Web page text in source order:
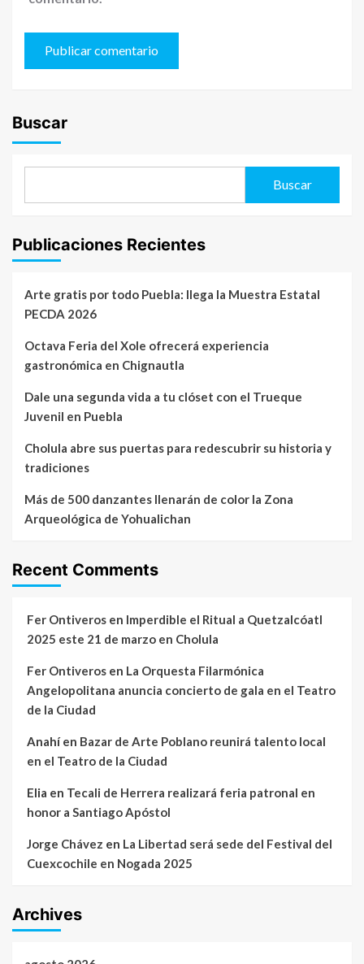
Buscar
Buscar
Publicaciones Recientes
Arte gratis por todo Puebla: llega la Muestra Estatal
PECDA 2026
Octava Feria del Xole ofrecerá experiencia
gastronómica en Chignautla
Dale una segunda vida a tu clóset con el Trueque
Juvenil en Puebla
Cholula abre sus puertas para redescubrir su historia y
tradiciones
Más de 500 danzantes llenarán de color la Zona
Arqueológica de Yohualichan
Recent Comments
Fer Ontiveros en Imperdible el Ritual a Quetzalcóatl
2025 este 21 de marzo en Cholula
Fer Ontiveros en La Orquesta Filarmónica
Angelopolitana anuncia concierto de gala en el Teatro
de la Ciudad
Anahíen Bazar de Arte Poblano reunirá talento local
en el Teatro de la Ciudad
Elia en Tecali de Herrera realizará feria patronal en
honor a Santiago Apóstol
Jorge Chávez en La Libertad será sede del Festival del
Cuexcochile en Nogada 2025
Archives